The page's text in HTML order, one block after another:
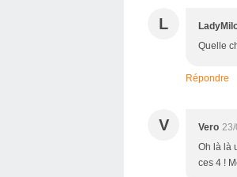
L
Quelle
Répondre
V Vero
Oh là là
ces 4 !